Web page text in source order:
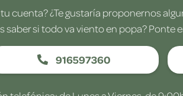
cuenta? ¿Te gustaría proponernos
saber si todo va viento en popa?
916597360